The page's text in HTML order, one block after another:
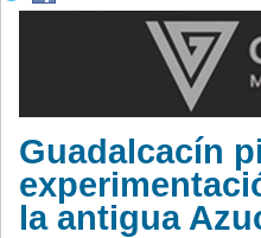
Guadalcacín
la antigua